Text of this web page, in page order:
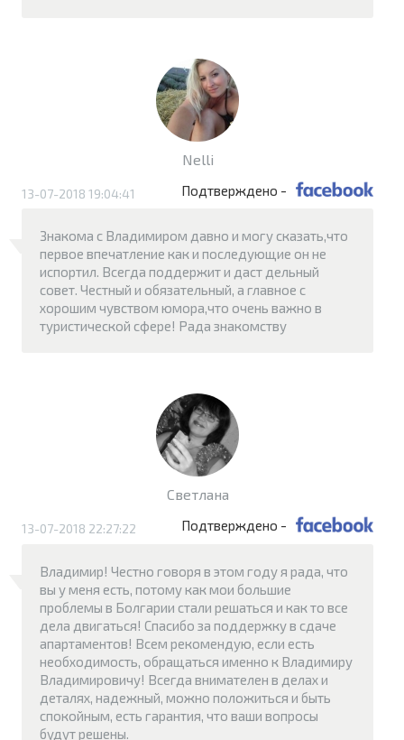
Nelli
Подтверждено -
13-07-2018 19:04:41
Знакома с Владимиром давно и могу сказать,что
первое впечатление как и последующие он не
испортил. Всегда поддержит и даст дельный
совет. Честный и обязательный, а главное с
хорошим чувством юмора,что очень важно в
туристической сфере! Рада знакомству
Светлана
Подтверждено -
13-07-2018 22:27:22
Владимир! Честно говоря в этом году я рада, что
вы у меня есть, потому как мои большие
проблемы в Болгарии стали решаться и как то все
дела двигаться! Спасибо за поддержку в сдаче
апартаментов! Всем рекомендую, если есть
необходимость, обращаться именно к Владимиру
Владимировичу! Всегда внимателен в делах и
деталях, надежный, можно положиться и быть
спокойным, есть гарантия, что ваши вопросы
будут решены.